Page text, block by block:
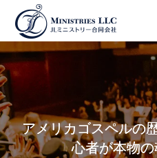
アメリカゴスペルの
心者が本物